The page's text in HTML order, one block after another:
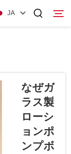
JA
なぜガ
ラス製
ローシ
ョンポ
ンプボ